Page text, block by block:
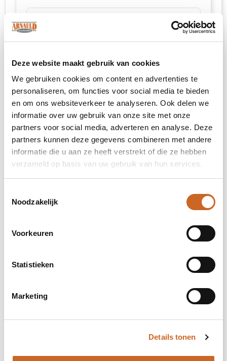
Deze website maakt gebruik van cookies
We gebruiken cookies om content en advertenties te
personaliseren, om functies voor social media te bieden
en om ons websiteverkeer te analyseren. Ook delen we
informatie over uw gebruik van onze site met onze
partners voor social media, adverteren en analyse. Deze
partners kunnen deze gegevens combineren met andere
informatie die u aan ze heeft verstrekt of die ze hebben
verzameld op basis van uw gebruik van hun services.
Noodzakelijk
Voorkeuren
Statistieken
Marketing
Details tonen
Impact volledige voorzijde (99x99mm)
Onbewerkt
Borduren
Impact hoog op de achterzijde (99x99mm)
Borduren